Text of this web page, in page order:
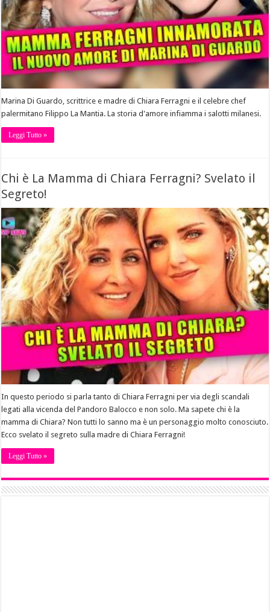
Marina Di Guardo, scrittrice e madre di Chiara Ferragni e il celebre chef
palermitano Filippo La Mantia. La storia d'amore infiamma i salotti milanesi.
Leggi Tutto »
Chi è La Mamma di Chiara Ferragni? Svelato il
Segreto!
In questo periodo si parla tanto di Chiara Ferragni per via degli scandali
legati alla vicenda del Pandoro Balocco e non solo. Ma sapete chi è la
mamma di Chiara? Non tutti lo sanno ma è un personaggio molto conosciuto.
Ecco svelato il segreto sulla madre di Chiara Ferragni!
Leggi Tutto »